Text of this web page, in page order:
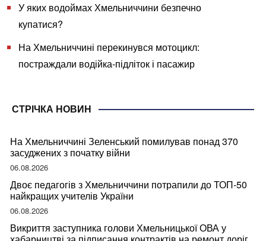
У яких водоймах Хмельниччини безпечно
купатися?
На Хмельниччині перекинувся мотоцикл:
постраждали водійка-підліток і пасажир
СТРІЧКА НОВИН
На Хмельниччині Зеленський помилував понад 370
засуджених з початку війни
06.08.2026
Двоє педагогів з Хмельниччини потрапили до ТОП-50
найкращих учителів України
06.08.2026
Викриття заступника голови Хмельницької ОВА у